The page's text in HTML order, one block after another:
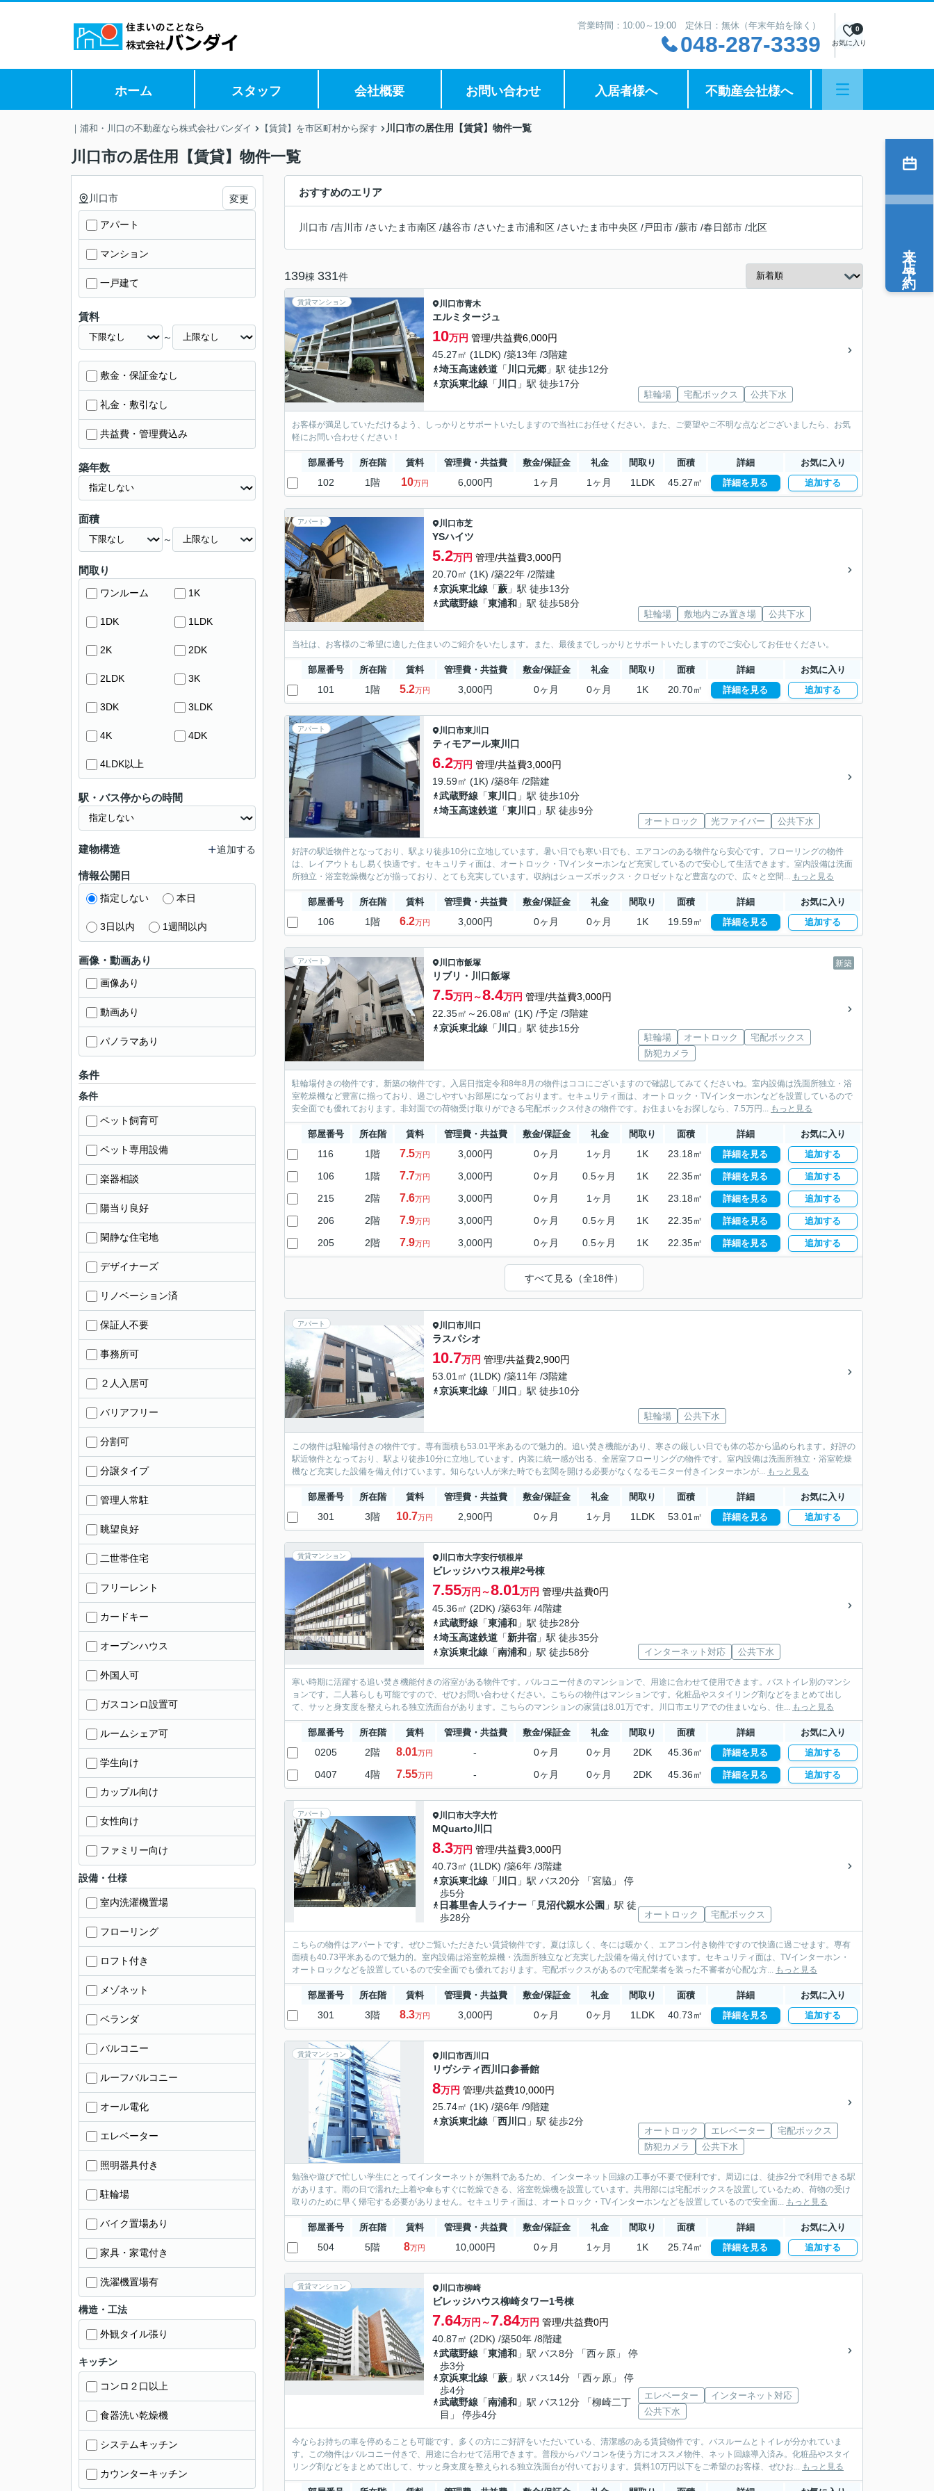
営業時間：10:00～19:00 定休日：無休（年末年始を除く）
048-287-3339 お気に入り
0
ホーム スタッフ 会社概要 お問い合わせ 入居者様へ 不動産会社様へ
｜浦和・川口の不動産なら株式会社バンダイ 【賃貸】を市区町村から探す 川口市の居住用【賃貸】物件一覧
川口市の居住用【賃貸】物件一覧
おすすめのエリア
川口市 /吉川市 /さいたま市南区 /越谷市 /さいたま市浦和区 /さいたま市中央区 /戸田市 /蕨市 /春日部市 /北区
139棟 331件
賃貸マンション 川口市青木
エルミタージュ
10万円 管理/共益費6,000円
45.27㎡ (1LDK) /築13年 /3階建
埼玉高速鉄道 「 川口元郷 」駅 徒歩12分
京浜東北線 「 川口 」駅 徒歩17分
駐輪場 宅配ボックス 公共下水
お客様が満足していただけるよう、しっかりとサポートいたしますので当社にお任せください。また、ご要望やご不明な点などございましたら、お気
軽にお問い合わせください！
部屋番号 所在階 賃料 管理費・共益費 敷金/保証金 礼金 間取り 面積 詳細 お気に入り
102 1階 10万円 6,000円 1ヶ月 1ヶ月 1LDK 45.27㎡ 詳細を見る 追加する
アパート 川口市芝
YSハイツ
5.2万円 管理/共益費3,000円
20.70㎡ (1K) /築22年 /2階建
京浜東北線 「蕨 」駅 徒歩13分
武蔵野線 「東浦和 」駅 徒歩58分
駐輪場 敷地内ごみ置き場 公共下水
当社は、お客様のご希望に適した住まいのご紹介をいたします。また、最後までしっかりとサポートいたしますのでご安心してお任せください。
部屋番号 所在階 賃料 管理費・共益費 敷金/保証金 礼金 間取り 面積 詳細 お気に入り
101 1階 5.2万円 3,000円 0ヶ月 0ヶ月 1K 20.70㎡ 詳細を見る 追加する
アパート 川口市東川口
ティモアール東川口
6.2万円 管理/共益費3,000円
19.59㎡ (1K) /築8年 /2階建
武蔵野線 「東川口 」駅 徒歩10分
埼玉高速鉄道 「東川口 」駅 徒歩9分
オートロック 光ファイバー 公共下水
好評の駅近物件となっており、駅より徒歩10分に立地しています。暑い日でも寒い日でも、エアコンのある物件なら安心です。フローリングの物件
は、レイアウトもし易く快適です。セキュリティ面は、オートロック・TVインターホンなど充実しているので安心して生活できます。室内設備は洗面
所独立・浴室乾燥機などが揃っており、とても充実しています。収納はシューズボックス・クロゼットなど豊富なので、広々と空間... もっと見る
部屋番号 所在階 賃料 管理費・共益費 敷金/保証金 礼金 間取り 面積 詳細 お気に入り
106 1階 6.2万円 3,000円 0ヶ月 0ヶ月 1K 19.59㎡ 詳細を見る 追加する
アパート 新築
川口市飯塚
リブリ・川口飯塚
7.5万円～8.4万円 管理/共益費3,000円
22.35㎡～26.08㎡ (1K) /予定 /3階建
京浜東北線 「 川口 」駅 徒歩15分
駐輪場 オートロック
宅配ボックス
防犯カメラ
駐輪場付きの物件です。新築の物件です。入居日指定令和8年8月の物件はココにございますので確認してみてくださいね。室内設備は洗面所独立・浴
室乾燥機など豊富に揃っており、過ごしやすいお部屋になっております。セキュリティ面は、オートロック・TVインターホンなどを設置しているので
安全面でも優れております。非対面での荷物受け取りができる宅配ボックス付きの物件です。お住まいをお探しなら、7.5万円... もっと見る
部屋番号 所在階 賃料 管理費・共益費 敷金/保証金 礼金 間取り 面積 詳細 お気に入り
116 1階 7.5万円 3,000円 0ヶ月 1ヶ月 1K 23.18㎡ 詳細を見る 追加する
106 1階 7.7万円 3,000円 0ヶ月 0.5ヶ月 1K 22.35㎡ 詳細を見る 追加する
215 2階 7.6万円 3,000円 0ヶ月 1ヶ月 1K 23.18㎡ 詳細を見る 追加する
206 2階 7.9万円 3,000円 0ヶ月 0.5ヶ月 1K 22.35㎡ 詳細を見る 追加する
205 2階 7.9万円 3,000円 0ヶ月 0.5ヶ月 1K 22.35㎡ 詳細を見る 追加する
すべて見る（全18件）
アパート 川口市川口
ラスパシオ
10.7万円 管理/共益費2,900円
53.01㎡ (1LDK) /築11年 /3階建
京浜東北線 「 川口 」駅 徒歩10分
駐輪場 公共下水
この物件は駐輪場付きの物件です。専有面積も53.01平米あるので魅力的。追い焚き機能があり、寒さの厳しい日でも体の芯から温められます。好評の
駅近物件となっており、駅より徒歩10分に立地しています。内装に統一感が出る、全居室フローリングの物件です。室内設備は洗面所独立・浴室乾燥
機など充実した設備を備え付けています。知らない人が来た時でも玄関を開ける必要がなくなるモニター付きインターホンが... もっと見る
部屋番号 所在階 賃料 管理費・共益費 敷金/保証金 礼金 間取り 面積 詳細 お気に入り
301 3階 10.7万円 2,900円 0ヶ月 1ヶ月 1LDK 53.01㎡ 詳細を見る 追加する
賃貸マンション 川口市大字安行領根岸
ビレッジハウス根岸2号棟
7.55万円～8.01万円 管理/共益費0円
45.36㎡ (2DK) /築63年 /4階建
武蔵野線 「東浦和 」駅 徒歩28分
埼玉高速鉄道 「新井宿 」駅 徒歩35分
京浜東北線 「南浦和 」駅 徒歩58分 インターネット対応 公共下水
寒い時期に活躍する追い焚き機能付きの浴室がある物件です。バルコニー付きのマンションで、用途に合わせて使用できます。バストイレ別のマンシ
ョンです。二人暮らしも可能ですので、ぜひお問い合わせください。こちらの物件はマンションです。化粧品やスタイリング剤などをまとめて出し
て、サッと身支度を整えられる独立洗面台があります。こちらのマンションの家賃は8.01万です。川口市エリアでの住まいなら、住... もっと見る
部屋番号 所在階 賃料 管理費・共益費 敷金/保証金 礼金 間取り 面積 詳細 お気に入り
0205 2階 8.01万円 - 0ヶ月 0ヶ月 2DK 45.36㎡ 詳細を見る 追加する
0407 4階 7.55万円 - 0ヶ月 0ヶ月 2DK 45.36㎡ 詳細を見る 追加する
アパート 川口市大字大竹
MQuarto川口
8.3万円 管理/共益費3,000円
40.73㎡ (1LDK) /築6年 /3階建
京浜東北線 「 川口 」駅 バス20分 「宮脇」 停
歩5分
日暮里舎人ライナー 「 見沼代親水公園 」駅 徒
歩28分
オートロック 宅配ボックス
こちらの物件はアパートです。ぜひご覧いただきたい賃貸物件です。夏は涼しく、冬には暖かく、エアコン付き物件ですので快適に過ごせます。専有
面積も40.73平米あるので魅力的。室内設備は浴室乾燥機・洗面所独立など充実した設備を備え付けています。セキュリティ面は、TVインターホン・
オートロックなどを設置しているので安全面でも優れております。宅配ボックスがあるので宅配業者を装った不審者が心配な方... もっと見る
部屋番号 所在階 賃料 管理費・共益費 敷金/保証金 礼金 間取り 面積 詳細 お気に入り
301 3階 8.3万円 3,000円 0ヶ月 0ヶ月 1LDK 40.73㎡ 詳細を見る 追加する
賃貸マンション 川口市西川口
リヴシティ西川口参番館
8万円 管理/共益費10,000円
25.74㎡ (1K) /築6年 /9階建
京浜東北線 「西川口 」駅 徒歩2分
オートロック エレベーター
宅配ボックス
防犯カメラ
公共下水
勉強や遊びで忙しい学生にとってインターネットが無料であるため、インターネット回線の工事が不要で便利です。周辺には、徒歩2分で利用できる駅
があります。雨の日で濡れた上着や傘もすぐに乾燥できる、浴室乾燥機を設置しています。共用部には宅配ボックスを設置しているため、荷物の受け
取りのために早く帰宅する必要がありません。セキュリティ面は、オートロック・TVインターホンなどを設置しているので安全面... もっと見る
部屋番号 所在階 賃料 管理費・共益費 敷金/保証金 礼金 間取り 面積 詳細 お気に入り
504 5階 8万円 10,000円 0ヶ月 1ヶ月 1K 25.74㎡ 詳細を見る 追加する
賃貸マンション 川口市柳崎
ビレッジハウス柳崎タワー1号棟
7.64万円～7.84万円 管理/共益費0円
40.87㎡ (2DK) /築50年 /8階建
武蔵野線 「東浦和 」駅 バス8分 「西ヶ原」 停
歩3分
京浜東北線 「蕨 」駅 バス14分 「西ヶ原」 停
歩4分
武蔵野線 「南浦和 」駅 バス12分 「柳崎二丁
目」 停歩4分
エレベーター
インターネット対応
公共下水
今ならお持ちの車を停めることも可能です。多くの方にご好評をいただいている、清潔感のある賃貸物件です。バスルームとトイレが分かれていま
す。この物件はバルコニー付きで、用途に合わせて活用できます。普段からパソコンを使う方にオススメ物件、ネット回線導入済み。化粧品やスタイ
リング剤などをまとめて出して、サッと身支度を整えられる独立洗面台が付いております。賃料10万円以下をご希望のお客様、ぜひお... もっと見る
川口市 変更
アパート
マンション
一戸建て
賃料
～
敷金・保証金なし
礼金・敷引なし
共益費・管理費込み
築年数
面積
～
間取り
ワンルーム 1K
1DK 1LDK
2K 2DK
2LDK 3K
3DK 3LDK
4K 4DK
4LDK以上
駅・バス停からの時間
建物構造 追加する
情報公開日
指定しない 本日
3日以内 1週間以内
画像・動画あり
画像あり
動画あり
パノラマあり
条件
条件
ペット飼育可
ペット専用設備
楽器相談
陽当り良好
閑静な住宅地
デザイナーズ
リノベーション済
保証人不要
事務所可
２人入居可
バリアフリー
分割可
分譲タイプ
管理人常駐
眺望良好
二世帯住宅
フリーレント
カードキー
オープンハウス
外国人可
ガスコンロ設置可
ルームシェア可
学生向け
カップル向け
女性向け
ファミリー向け
設備・仕様
室内洗濯機置場
フローリング
ロフト付き
メゾネット
ベランダ
バルコニー
ルーフバルコニー
オール電化
エレベーター
照明器具付き
駐輪場
バイク置場あり
家具・家電付き
洗濯機置場有
構造・工法
外観タイル張り
キッチン
コンロ２口以上
食器洗い乾燥機
システムキッチン
カウンターキッチン
来店予約